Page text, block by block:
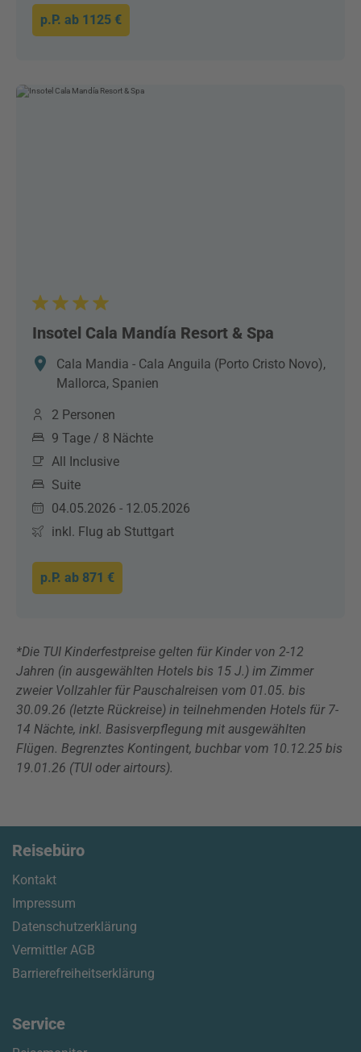
p.P. ab 1125 €
Insotel Cala Mandía Resort & Spa
Cala Mandia - Cala Anguila (Porto Cristo Novo),
Mallorca, Spanien
2 Personen
9 Tage / 8 Nächte
All Inclusive
Suite
04.05.2026 - 12.05.2026
inkl. Flug ab Stuttgart
p.P. ab 871 €
*Die TUI Kinderfestpreise gelten für Kinder von 2-12
Jahren (in ausgewählten Hotels bis 15 J.) im Zimmer
zweier Vollzahler für Pauschalreisen vom 01.05. bis
30.09.26 (letzte Rückreise) in teilnehmenden Hotels für 7-
14 Nächte, inkl. Basisverpflegung mit ausgewählten
Flügen. Begrenztes Kontingent, buchbar vom 10.12.25 bis
19.01.26 (TUI oder airtours).
Reisebüro
Kontakt
Impressum
Datenschutzerklärung
Vermittler AGB
Barrierefreiheitserklärung
Service